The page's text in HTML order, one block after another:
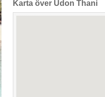
Karta över Udon Thani